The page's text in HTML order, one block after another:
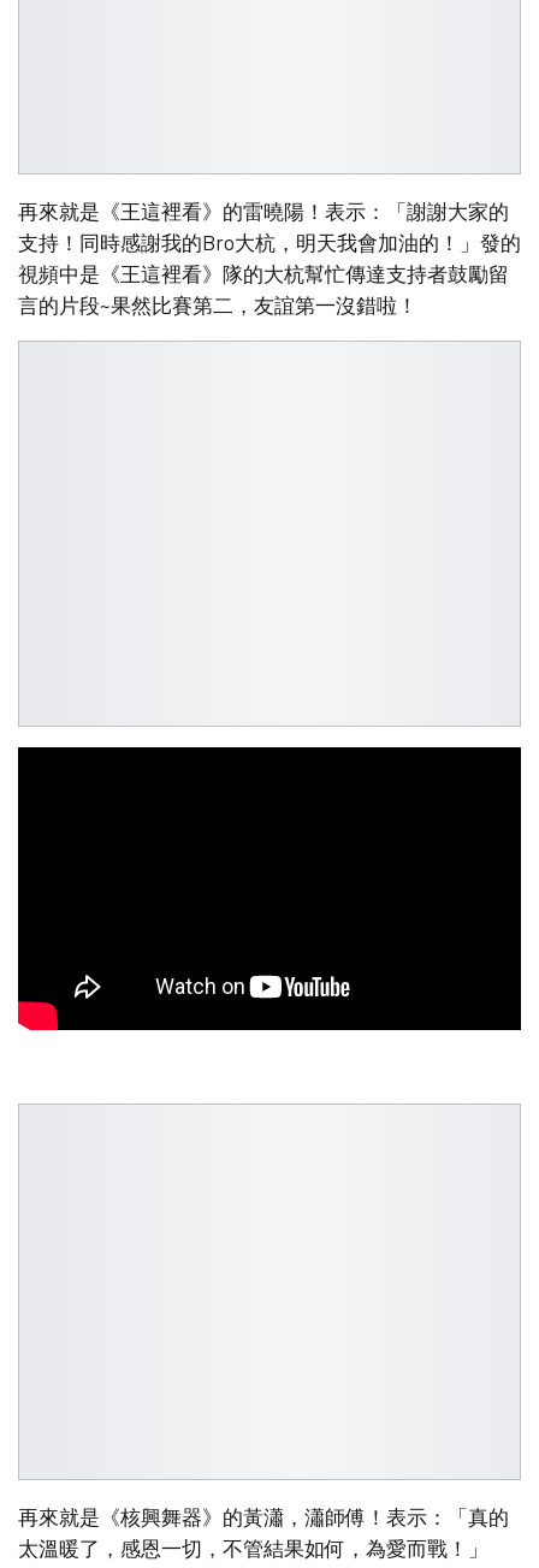
再來就是《王這裡看》的雷曉陽！表示：「謝謝大家的
支持！同時感謝我的Bro大杭，明天我會加油的！」發的
視頻中是《王這裡看》隊的大杭幫忙傳達支持者鼓勵留
言的片段~果然比賽第二，友誼第一沒錯啦！
再來就是《核興舞器》的黃瀟，瀟師傅！表示：「真的
太溫暖了，感恩一切，不管結果如何，為愛而戰！」